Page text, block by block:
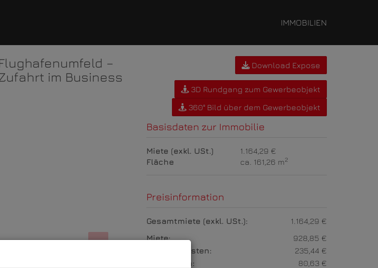
IMMOBILIEN
–
im Business
Download Expose
3D Rundgang zum Gewerbeobjekt
360° Bild über dem Gewerbeobjekt
Basisdaten zur Immobilie
Miete (exkl. USt.)
1.164,29 €
Fläche
ca. 161,26 m2
Preisinformation
Gesamtmiete (exkl. USt.):
1.164,29 €
Miete:
928,85 €
Betriebskosten:
235,44 €
Heizkosten:
80,63 €